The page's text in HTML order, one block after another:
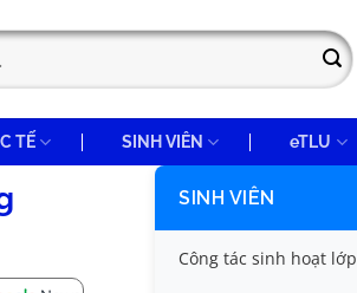
TẾ SINH VIÊN eTLU
SINH VIÊN
Công tác sinh hoạt lớp